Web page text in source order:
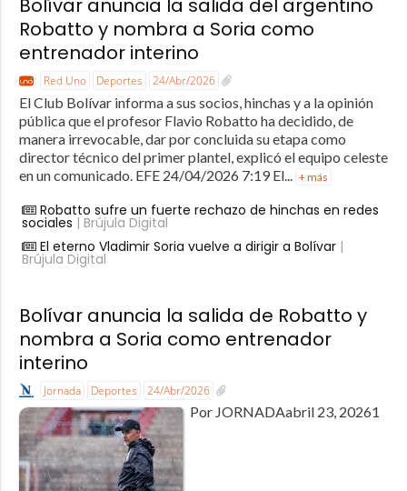
Bolívar anuncia la salida del argentino
Robatto y nombra a Soria como
entrenador interino
Red Uno Deportes 24/Abr/2026
El Club Bolívar informa a sus socios, hinchas y a la opinión
pública que el profesor Flavio Robatto ha decidido, de
manera irrevocable, dar por concluida su etapa como
director técnico del primer plantel, explicó el equipo celeste
en un comunicado. EFE 24/04/2026 7:19 El...
+ más
Robatto sufre un fuerte rechazo de hinchas en redes
sociales | Brújula Digital
El eterno Vladimir Soria vuelve a dirigir a Bolívar|
Brújula Digital
Bolívar anuncia la salida de Robatto y
nombra a Soria como entrenador
interino
Jornada Deportes 24/Abr/2026
Por JORNADAabril 23, 20261